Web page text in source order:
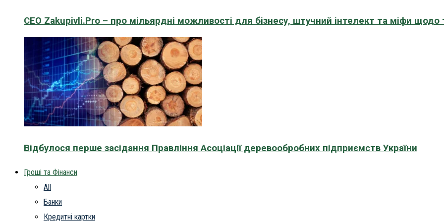
CEO Zakupivli.Pro – про мільярдні можливості для бізнесу, штучний інтелект та міфи щодо
Відбулося перше засідання Правління Асоціації деревообробних підприємств України
Гроші та Фінанси
All
Банки
Кредитні картки